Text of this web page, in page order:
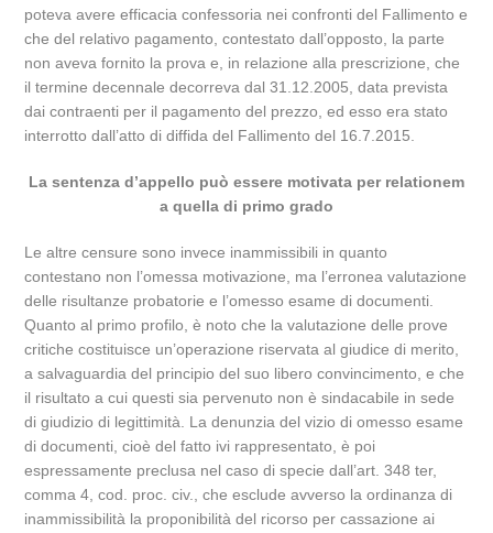
poteva avere efficacia confessoria nei confronti del Fallimento e
che del relativo pagamento, contestato dall’opposto, la parte
non aveva fornito la prova e, in relazione alla prescrizione, che
il termine decennale decorreva dal 31.12.2005, data prevista
dai contraenti per il pagamento del prezzo, ed esso era stato
interrotto dall’atto di diffida del Fallimento del 16.7.2015.
La sentenza d’appello può essere motivata per relationem
a quella di primo grado
Le altre censure sono invece inammissibili in quanto
contestano non l’omessa motivazione, ma l’erronea valutazione
delle risultanze probatorie e l’omesso esame di documenti.
Quanto al primo profilo, è noto che la valutazione delle prove
critiche costituisce un’operazione riservata al giudice di merito,
a salvaguardia del principio del suo libero convincimento, e che
il risultato a cui questi sia pervenuto non è sindacabile in sede
di giudizio di legittimità. La denunzia del vizio di omesso esame
di documenti, cioè del fatto ivi rappresentato, è poi
espressamente preclusa nel caso di specie dall’art. 348 ter,
comma 4, cod. proc. civ., che esclude avverso la ordinanza di
inammissibilità la proponibilità del ricorso per cassazione ai